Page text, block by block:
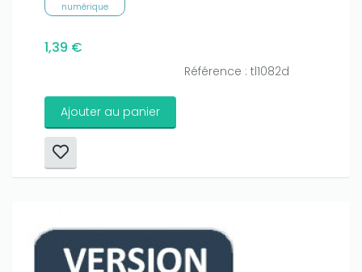
numérique
1,39 €
Référence : tl1082d
Ajouter au panier